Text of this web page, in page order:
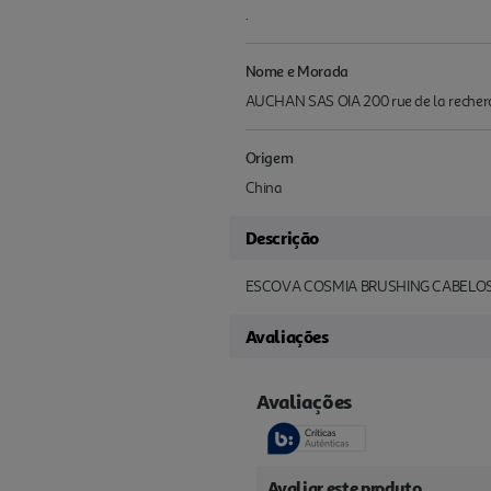
.
Nome e Morada
AUCHAN SAS OIA 200 rue de la
Origem
China
Descrição
ESCOVA COSMIA BRUSHING
Avaliações